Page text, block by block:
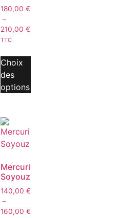
180,00 €
–
210,00 €
TTC
Choix
des
options
Mercuri
Soyouz
140,00 €
–
160,00 €